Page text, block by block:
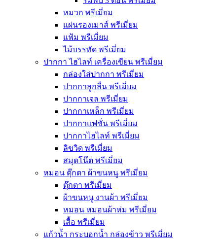
หมวก พรีเมี่ยม
แผ่นรองเมาส์ พรีเมี่ยม
แฟ้ม พรีเมี่ยม
ไม้บรรทัด พรีเมี่ยม
ปากกา ไฮไลท์ เครื่องเขียน พรีเมี่ยม
กล่องใส่ปากกา พรีเมี่ยม
ปากกาลูกลื่น พรีเมี่ยม
ปากกาเจล พรีเมี่ยม
ปากกาเหล็ก พรีเมี่ยม
ปากกาแฟชั่น พรีเมี่ยม
ปากกาไฮไลท์ พรีเมี่ยม
ลิขวิด พรีเมี่ยม
สมุดโน๊ต พรีเมี่ยม
หมอน ตุ๊กตา ผ้าขนหนู พรีเมี่ยม
ตุ๊กตา พรีเมี่ยม
ผ้าขนหนู งานผ้า พรีเมี่ยม
หมอน หมอนผ้าห่ม พรีเมี่ยม
เสื้อ พรีเมี่ยม
แก้วน้ำ กระบอกน้ำ กล่องข้าว พรีเมี่ยม